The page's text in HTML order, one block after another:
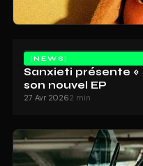
NEWS
Sanxieti présente «
son nouvel EP
27 Avr 20262 min